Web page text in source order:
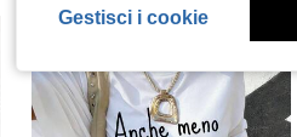
Gestisci i cookie